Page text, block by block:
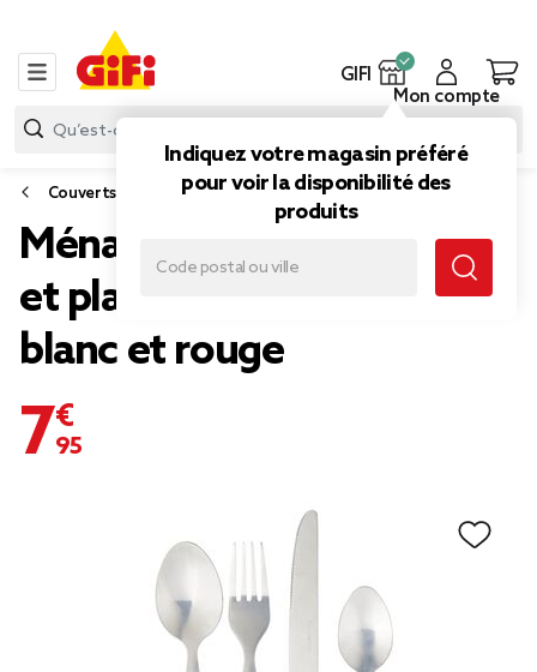
GIFI
Indiquez votre magasin préféré
pour voir la disponibilité des
produits
Mon compte
Couverts
Ménagère 16 pièces inox
et plastique bayadère
blanc et rouge
7,95 €